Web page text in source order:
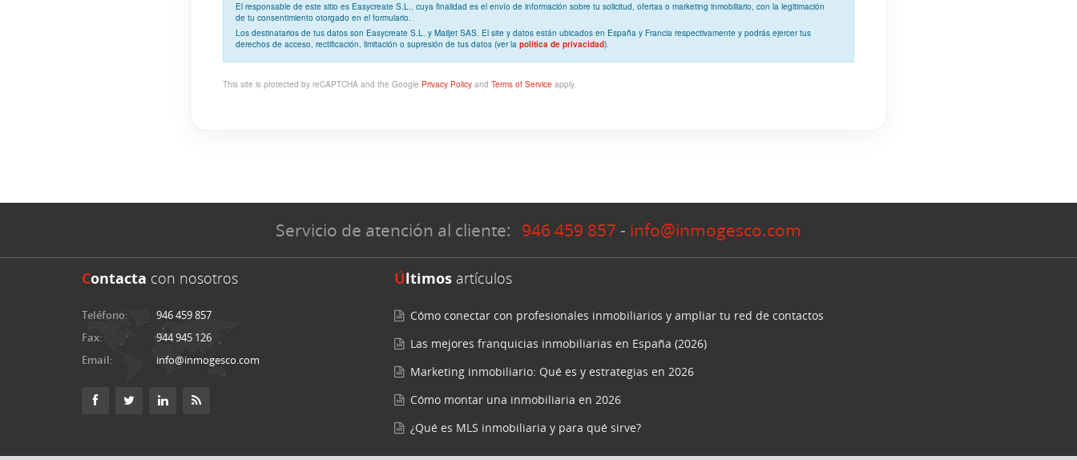
El responsable de este sitio es Easycreate S.L., cuya finalidad es el envío de información sobre tu solicitud, ofertas o marketing inmobiliario, con la legitimación
de tu consentimiento otorgado en el formulario.
Los destinatarios de tus datos son Easycreate S.L. y Mailjet SAS. El site y datos están ubicados en España y Francia respectivamente y podrás ejercer tus
derechos de acceso, rectificación, limitación o supresión de tus datos (ver la política de privacidad).
This site is protected by reCAPTCHA and the Google Privacy Policy and Terms of Service apply.
Servicio de atención al cliente: 946 459 857 - info@inmogesco.com
Contacta con nosotros
Teléfono:
946 459 857
Fax:
944 945 126
Email:
info@inmogesco.com
Últimos artículos
Cómo conectar con profesionales inmobiliarios y ampliar tu red de contactos
Las mejores franquicias inmobiliarias en España (2026)
Marketing inmobiliario: Qué es y estrategias en 2026
Cómo montar una inmobiliaria en 2026
¿Qué es MLS inmobiliaria y para qué sirve?